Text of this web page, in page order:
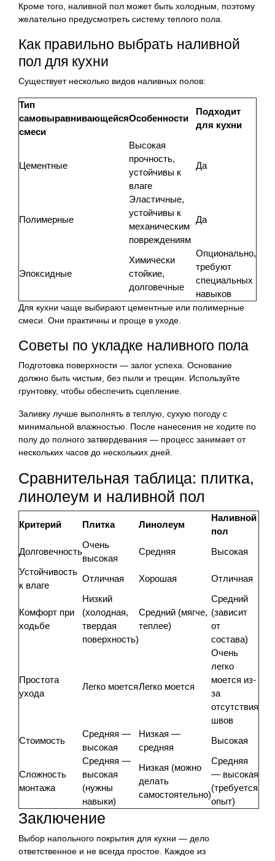
Кроме того, наливной пол может быть холодным, поэтому
желательно предусмотреть систему теплого пола.
Как правильно выбрать наливной
пол для кухни
Существует несколько видов наливных полов:
Тип
самовыравнивающейся
смеси
Особенности
Подходит
для кухни
Цементные
Высокая
прочность,
устойчивы к
влаге
Да
Полимерные
Эластичные,
устойчивы к
механическим
повреждениям
Да
Эпоксидные
Химически
стойкие,
долговечные
Опционально,
требуют
специальных
навыков
Для кухни чаще выбирают цементные или полимерные
смеси. Они практичны и проще в уходе.
Советы по укладке наливного пола
Подготовка поверхности — залог успеха. Основание
должно быть чистым, без пыли и трещин. Используйте
грунтовку, чтобы обеспечить сцепление.
Заливку лучше выполнять в теплую, сухую погоду с
минимальной влажностью. После нанесения не ходите по
полу до полного затвердевания — процесс занимает от
нескольких часов до нескольких дней.
Сравнительная таблица: плитка,
линолеум и наливной пол
Критерий Плитка Линолеум
Наливной
пол
Долговечность
Очень
высокая
Средняя
Высокая
Устойчивость
к влаге
Отличная Хорошая Отличная
Комфорт при
ходьбе
Низкий
(холодная,
твердая
поверхность)
Средний (мягче,
теплее)
Средний
(зависит
от
состава)
Простота
ухода
Легко моетсяЛегко моется
Очень
легко
моется из-
за
отсутствия
швов
Стоимость
Средняя —
высокая
Низкая —
средняя
Высокая
Сложность
монтажа
Средняя —
высокая
(нужны
навыки)
Низкая (можно
делать
самостоятельно)
Средняя
— высокая
(требуется
опыт)
Заключение
Выбор напольного покрытия для кухни — дело
ответственное и не всегда простое. Каждое из